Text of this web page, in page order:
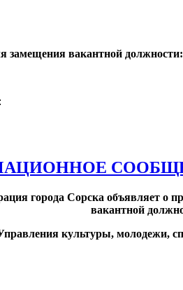
замещения вакантной должности:
города Сорска объявляет о
вакантной
культуры, молодежи,